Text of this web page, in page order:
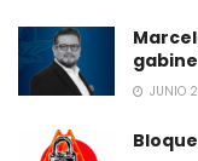
JUNIO